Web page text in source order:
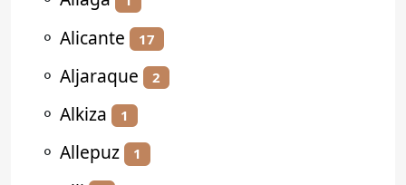
⚬ Alicante 17
⚬ Aljaraque 2
⚬ Alkiza 1
⚬ Allepuz 1